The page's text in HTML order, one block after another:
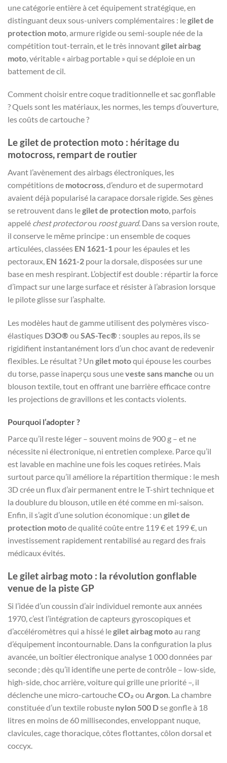
une catégorie entière à cet équipement stratégique, en
distinguant deux sous-univers complémentaires : legilet de
protection moto , armure rigide ou semi-souple née de la
compétition tout-terrain, et le très innovantgilet airbag
moto , véritable « airbag portable » qui se déploie en un
battement de cil.
Comment choisir entre coque traditionnelle et sac gonflable
? Quels sont les matériaux, les normes, les temps d’ouverture,
les coûts de cartouche ?
Legilet de protection moto : héritage du
motocross, rempart de routier
Avant l’avènement des airbags électroniques, les
compétitions de motocross , d’enduro et de supermotard
avaient déjà popularisé la carapace dorsale rigide. Ses gènes
se retrouvent dans legilet de protection moto , parfois
appelé chest protectorou roost guard. Dans sa version route,
il conserve le même principe : un ensemble de coques
articulées, classées EN 1621-1 pour les épaules et les
pectoraux, EN 1621-2 pour la dorsale, disposées sur une
base en mesh respirant. L’objectif est double : répartir la force
d’impact sur une large surface et résister à l’abrasion lorsque
le pilote glisse sur l’asphalte.
Les modèles haut de gamme utilisent des polymères visco-
élastiques D3O®ou SAS-Tec® : souples au repos, ils se
rigidifient instantanément lors d’un choc avant de redevenir
flexibles. Le résultat ? Un gilet motoqui épouse les courbes
du torse, passe inaperçu sous uneveste sans manche ou un
blouson textile, tout en offrant une barrière efficace contre
les projections de gravillons et les contacts violents.
Pourquoi l’adopter ?
Parce qu’il reste léger – souvent moins de 900 g – et ne
nécessite ni électronique, ni entretien complexe. Parce qu’il
est lavable en machine une fois les coques retirées. Mais
surtout parce qu’il améliore la répartition thermique : le mesh
3D crée un flux d’air permanent entre le T-shirt technique et
la doublure du blouson, utile en été comme en mi-saison.
Enfin, il s’agit d’une solution économique : un gilet de
protection motode qualité coûte entre 119 € et 199 €, un
investissement rapidement rentabilisé au regard des frais
médicaux évités.
Legilet airbag moto : la révolution gonflable
venue de la piste GP
Si l’idée d’un coussin d’air individuel remonte aux années
1970, c’est l’intégration de capteurs gyroscopiques et
d’accéléromètres qui a hissé legilet airbag motoau rang
d’équipement incontournable. Dans la configuration la plus
avancée, un boîtier électronique analyse 1 000 données par
seconde ; dès qu’il identifie une perte de contrôle – low-side,
high-side, choc arrière, voiture qui grille une priorité –, il
déclenche une micro-cartoucheCO₂ ou Argon . La chambre
constituée d’un textile robuste nylon 500 Dse gonfle à 18
litres en moins de 60 millisecondes, enveloppant nuque,
clavicules, cage thoracique, côtes flottantes, côlon dorsal et
coccyx.